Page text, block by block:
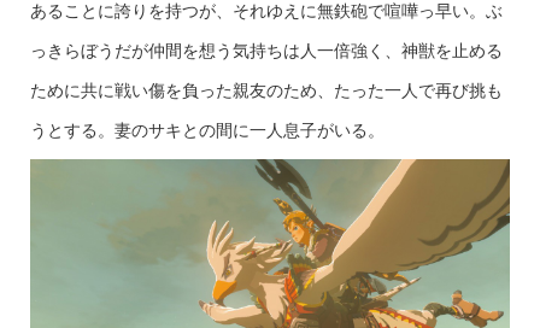
あることに誇りを持つが、それゆえに無鉄砲で喧嘩っ早い。ぶ
っきらぼうだが仲間を想う気持ちは人一倍強く、神獣を止める
ために共に戦い傷を負った親友のため、たった一人で再び挑も
うとする。妻のサキとの間に一人息子がいる。